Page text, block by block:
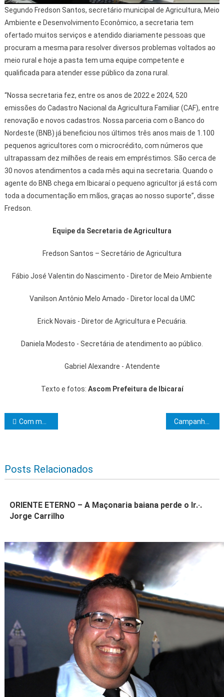
Segundo Fredson Santos, secretário municipal de Agricultura, Meio
Ambiente e Desenvolvimento Econômico, a secretaria tem
ofertado muitos serviços e atendido diariamente pessoas que
procuram a mesma para resolver diversos problemas voltados ao
meio rural e hoje a pasta tem uma equipe competente e
qualificada para atender esse público da zona rural.
“Nossa secretaria fez, entre os anos de 2022 e 2024, 520
emissões do Cadastro Nacional da Agricultura Familiar (CAF), entre
renovação e novos cadastros. Nossa parceria com o Banco do
Nordeste (BNB) já beneficiou nos últimos três anos mais de 1.100
pequenos agricultores com o microcrédito, com números que
ultrapassam dez milhões de reais em empréstimos. São cerca de
30 novos atendimentos a cada mês aqui na secretaria. Quando o
agente do BNB chega em Ibicaraí o pequeno agricultor já está com
toda a documentação em mãos, graças ao nosso suporte”, disse
Fredson.
Equipe da Secretaria de Agricultura
Fredson Santos – Secretário de Agricultura
Fábio José Valentin do Nascimento - Diretor de Meio Ambiente
Vanilson Antônio Melo Amado - Diretor local da UMC
Erick Novais - Diretor de Agricultura e Pecuária.
Daniela Modesto - Secretária de atendimento ao público.
Gabriel Alexandre - Atendente
Texto e fotos: Ascom Prefeitura de Ibicaraí
Navegação de Post
Com mais 8.785 postos em maio, a Bahia gera 45.138 novas vagas no ano Campanha previne a violência contra a mulher durante o Ita Pedro -2024
Posts Relacionados
ORIENTE ETERNO – A Maçonaria baiana perde o Ir.·.
Jorge Carrilho